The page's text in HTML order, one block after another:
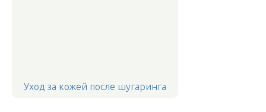
Уход за кожей после шугаринга